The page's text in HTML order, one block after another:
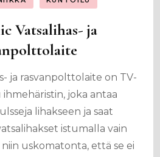
Vatsalihas- ja
ja rasvanpolttolaite on TV-
joka antaa
lihakseen ja saat
istumalla vain
uskomatonta, että se ei